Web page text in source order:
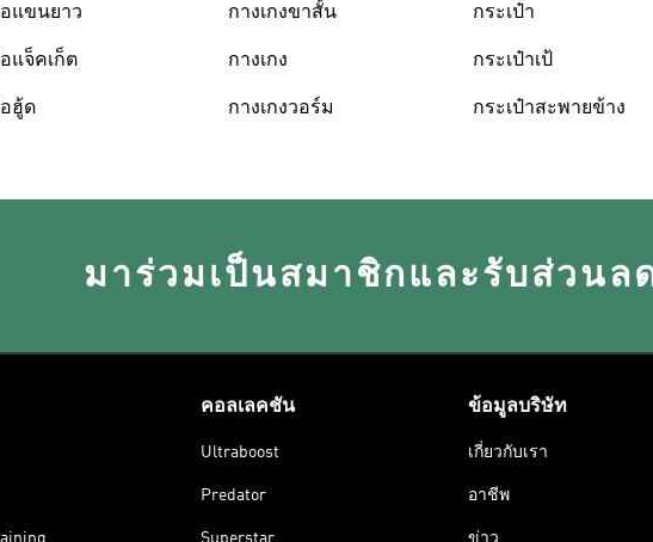
อแขนยาว
อแจ็คเก็ต
อฮู้ด
กางเกงขาสั้น
กางเกง
กางเกงวอร์ม
กระเป๋า
กระเป๋าเป้
กระเป๋าสะพายข้าง
มาร่วมเป็นสมาชิกและรับส่วนลด
คอลเลคชัน
Ultraboost
Predator
Superstar
ข้อมูลบริษัท
เกี่ยวกับเรา
อาชีพ
ข่าว